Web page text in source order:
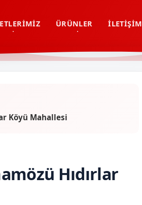
ÜRÜNLER İLETIŞIM
Köyü Mahallesi
Hıdırlar